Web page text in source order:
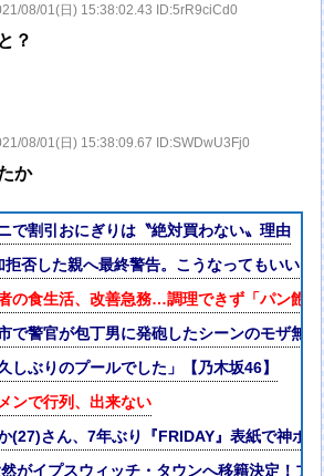
08/01(日) 15:38:02.43 ID:5rR9ciCd0
？
08/01(日) 15:38:09.67 ID:SWDwU3Fj0
か
で割引おにぎりは〝絶対買わない〟理由
拒否した親へ最終警告。こうなってもいい？
の食生活、改善急務…調理できず「パン飽
で警官が包丁男に発砲したシーンのモザ無
しぶりのプールでした」【乃木坂46】
ンで行列、出来ない
(27)さん、7年ぶり『FRIDAY』表紙で神ボ
がイプスウィッチ・タウンへ移籍決定！プ